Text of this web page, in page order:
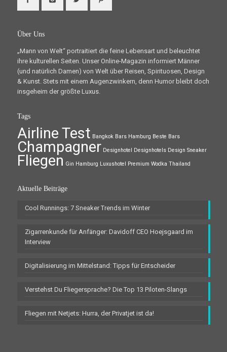
Über Uns
„Mann von Welt“ portraitiert die feine Lebensart und beleuchtet
ihre kulturellen Seiten. Unser Online-Magazin informiert Männer
(und natürlich Damen) von Welt über Reisen, Spirituosen, Design
& Kunst. Stets mit einem Augenzwinkern, denn Humor bleibt doch
insgeheim der größte Luxus.
Tags
Airline Test Bangkok Bars Hamburg Beste Bars
Champagner Designhotel Designhotels Design Sneaker
Fliegen Gin Hamburg Luxushotel Premium Wodka Thailand
Aktuelle Beiträge
Cool Runnings: 7 Sneaker Trends im Winter
Zigarrenkunde für Anfänger: Davidoff CEO Hoejsgaard im
Interview
Digitalisierung im Mittelstand: Tipps für Entscheider
Verstehst Du Fliegersprache? Die Top 13 Piloten-Slangs
Fliegen mit Netjets: Hurra, der Privatjet ist da!